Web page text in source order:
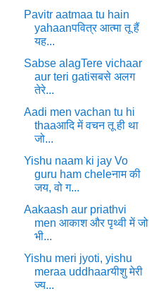
Pavitr aatmaa tu hain
yahaanपवित्र आत्मा तू हैं
यह...
Sabse alagTere vichaar
aur teri gatiसबसे अलग
तेरे...
Aadi men vachan tu hi
thaaआदि में वचन तू ही था
जो...
Yishu naam ki jay Vo
guru ham cheleनाम की
जय, वो ग...
Aakaash aur priathvi
men आकाश और पृथ्वी में जो
भी...
Yishu meri jyoti, yishu
meraa uddhaarयीशु मेरी
ज्य...